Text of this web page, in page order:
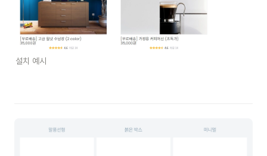
설치 예시